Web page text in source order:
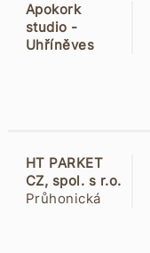
Apokork
studio -
Uhříněves
HT PARKET
CZ, spol. s r.o.
Průhonická